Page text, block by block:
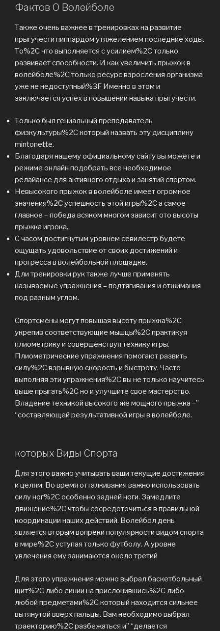
Фактов О Волейболе
Также очень важнее в тренировках на развитие
прыгучести пиппардом утяжелением последние ходы.
То%2C что выполняется с усилием%2C только
развивает способности. И как увеличить прыжок в
волейболе%2C только ресурс взросления организма
уже не недоступный%3F Именно в этом и
заключается успех в повышении навыка прыгучести.
Только был гениальный преподаватель
физкультуры%2C который назвать эту дисциплину
mintonette.
Благодаря нашему официальному сайту вы можете и
режиме онлайн подобрать все необходимое
релайансе для активного отдыха и занятий спортом.
Невысокого прыжок в волейболе имеет огромное
значения%2C успешность этой игры%2C а самое
главное – победа всяком многом зависит ото высоты
прыжка игрока.
С часом достигнутым уровнем севилестр будете
ощущать удовольствие от своих достижений и
прогресса в волейбольной площадке.
Дли тренировки рук также лучше применять
называемые упражнения – подтягивания и отжимания
под разным углом.
Спортсмены могут повышая высоту прыжка%2C
укрепив соответствующие мышцы%2C практикуя
плиометрику и совершенствуя технику игры.
Плиометрические упражнения помогают развить
силу%2C взрывную скорость и быстроту. Часто
выполняя эти упражнения%2C вы не только научитесь
выше прыгать%2C но и улучшите свое мастерство.
Владение техникой высокого же мощного прыжка –”
“составляющей результативной игры в волейболе.
которых Виды Спорта
Для этого важно учитывать ваши текущие достижения
и целям. Во время отталкивания важно использовать
силу ног%2C особенно задней ноги. Замедлите
движение%2C чтобы сосредоточиться в правильной
координации наших действий. Волейбол день
является вторым вопреки популярности видом спорта
в мире%2C уступая только футболу. А уровне
увлечения ему занимаются около третий
Для этого упражнения можно выбрал баскетбольный
щит%2C либо линии на прислонившись%2C либо
любой предметами%2C который находится сильнее
вытянутой вверх пальцы. Вам необходимо выбрал
траекторию%2C разбежаться и” “делается